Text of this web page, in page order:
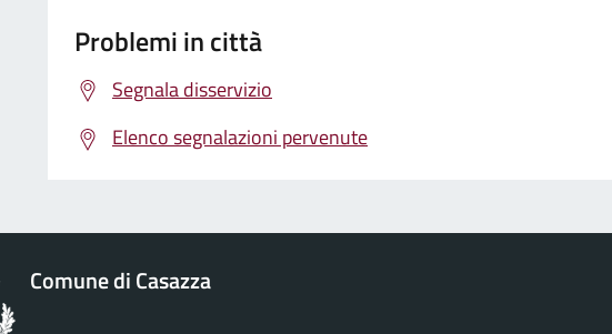
Problemi in città
Segnala disservizio
Elenco segnalazioni pervenute
Comune di Casazza